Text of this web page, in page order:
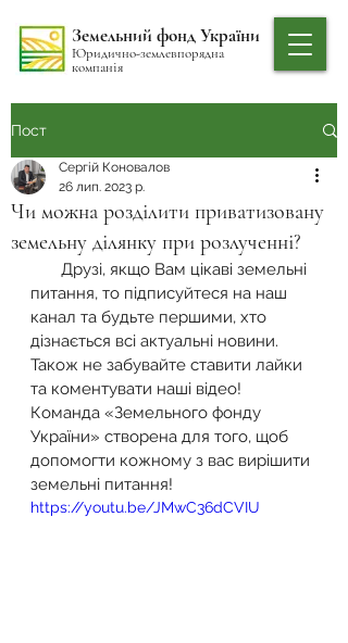
Земельний фонд України
Юридично-землевпорядна
компанія
Пост
Чи можна розділити приватизовану
земельну ділянку при розлученні?
Сергій Коновалов
26 лип. 2023 р.
питання, то підписуйтеся на наш
канал та будьте першими, хто
дізнається всі актуальні новини.
Також не забувайте ставити лайки
та коментувати наші відео!
Команда «Земельного фонду
України» створена для того, щоб
допомогти кожному з вас вирішити
земельні питання!
https://youtu.be/JMwC36dCVIU